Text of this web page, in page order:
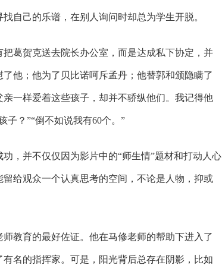
自己的乐谱，在别人询问时却总为学生开脱。
葛贺克送去院长办公室，而是达成私下协定，并
他；他为了贝比诺呵斥孟丹；他替郭和颁隐瞒了
一样爱着这些孩子，却并不骄纵他们。我记得他
子？”“倒不如说我有60个。”
，并不仅仅因为影片中的“师生情”题材和打动人心
给观众一个认真思考的空间，不论是人物，抑或
师教育的最好佐证。他在马修老师的帮助下进入了
名的指挥家。可是，阳光背后总存在阴影，比如